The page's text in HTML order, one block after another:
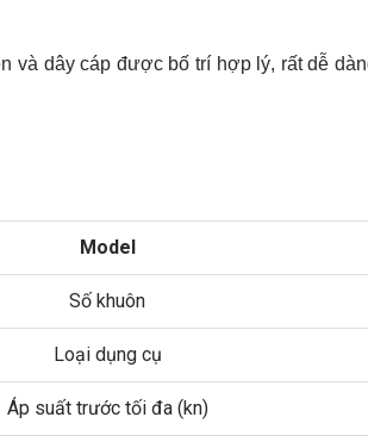
và dây cáp được bố trí hợp lý, rất dễ
Model
Số khuôn
Loại dụng cụ
Áp suất trước tối đa (kn)